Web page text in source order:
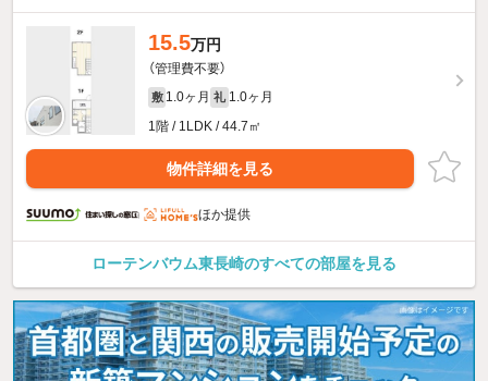
15.5万円
（管理費不要）
敷 1.0ヶ月 礼 1.0ヶ月
1階 / 1LDK / 44.7㎡
物件詳細を見る
ほか提供
ローテンバウム東長崎のすべての部屋を見る